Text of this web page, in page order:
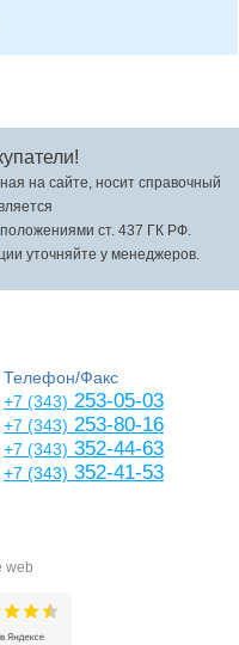
на сайте, носит справочный
ст. 437 ГК РФ.
уточняйте у менеджеров.
Телефон/Факс
+7 (343) 253-05-03
+7 (343) 253-80-16
+7 (343) 352-44-63
+7 (343) 352-41-53
web